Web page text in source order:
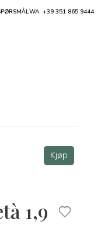
Kjøp
1,9
WA: +39 351 865 9444